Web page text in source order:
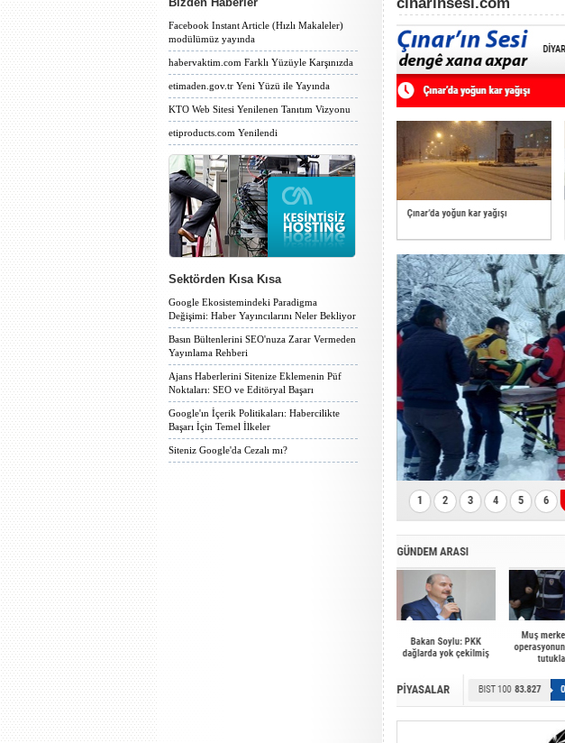
Facebook Instant Article (Hızlı Makaleler)
modülümüz yayında
habervaktim.com Farklı Yüzüyle Karşınızda
etimaden.gov.tr Yeni Yüzü ile Yayında
KTO Web Sitesi Yenilenen Tanıtım Vizyonu
etiproducts.com Yenilendi
Sektörden Kısa Kısa
Google Ekosistemindeki Paradigma
Değişimi: Haber Yayıncılarını Neler Bekliyor
Basın Bültenlerini SEO'nuza Zarar Vermeden
Yayınlama Rehberi
Ajans Haberlerini Sitenize Eklemenin Püf
Noktaları: SEO ve Editöryal Başarı
Google'ın İçerik Politikaları: Habercilikte
Başarı İçin Temel İlkeler
Siteniz Google'da Cezalı mı?